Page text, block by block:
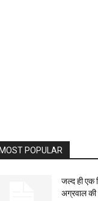
MOST POPULAR
जल्द ही एक
अग्रवाल की